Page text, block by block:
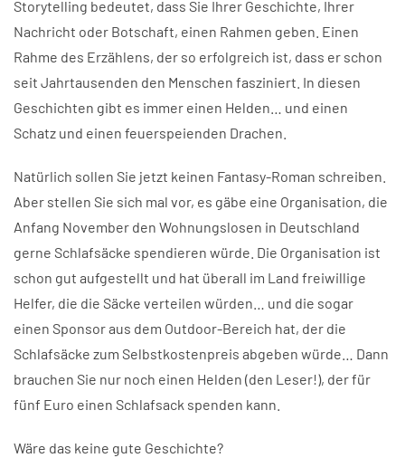
Storytelling bedeutet, dass Sie Ihrer Geschichte, Ihrer
Nachricht oder Botschaft, einen Rahmen geben. Einen
Rahme des Erzählens, der so erfolgreich ist, dass er schon
seit Jahrtausenden den Menschen fasziniert. In diesen
Geschichten gibt es immer einen Helden… und einen
Schatz und einen feuerspeienden Drachen.
Natürlich sollen Sie jetzt keinen Fantasy-Roman schreiben.
Aber stellen Sie sich mal vor, es gäbe eine Organisation, die
Anfang November den Wohnungslosen in Deutschland
gerne Schlafsäcke spendieren würde. Die Organisation ist
schon gut aufgestellt und hat überall im Land freiwillige
Helfer, die die Säcke verteilen würden… und die sogar
einen Sponsor aus dem Outdoor-Bereich hat, der die
Schlafsäcke zum Selbstkostenpreis abgeben würde… Dann
brauchen Sie nur noch einen Helden (den Leser!), der für
fünf Euro einen Schlafsack spenden kann.
Wäre das keine gute Geschichte?